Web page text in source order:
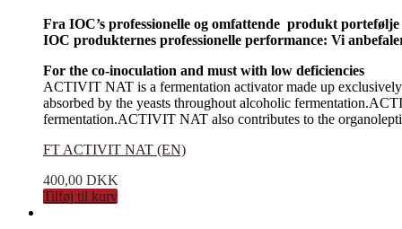
Fra IOC’s professionelle og omfattende produkt
IOC produkternes professionelle performance: Vi
For the co-inoculation and must with low deficiencies
ACTIVIT NAT is a fermentation activator made up exclusively
absorbed by the yeasts throughout alcoholic
fermentation.ACTIVIT NAT also contributes to the
FT ACTIVIT NAT (EN)
400,00 DKK
Tilføj til kurv